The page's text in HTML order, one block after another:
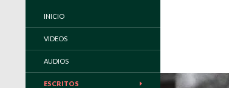
INICIO
VIDEOS
AUDIOS
ESCRITOS